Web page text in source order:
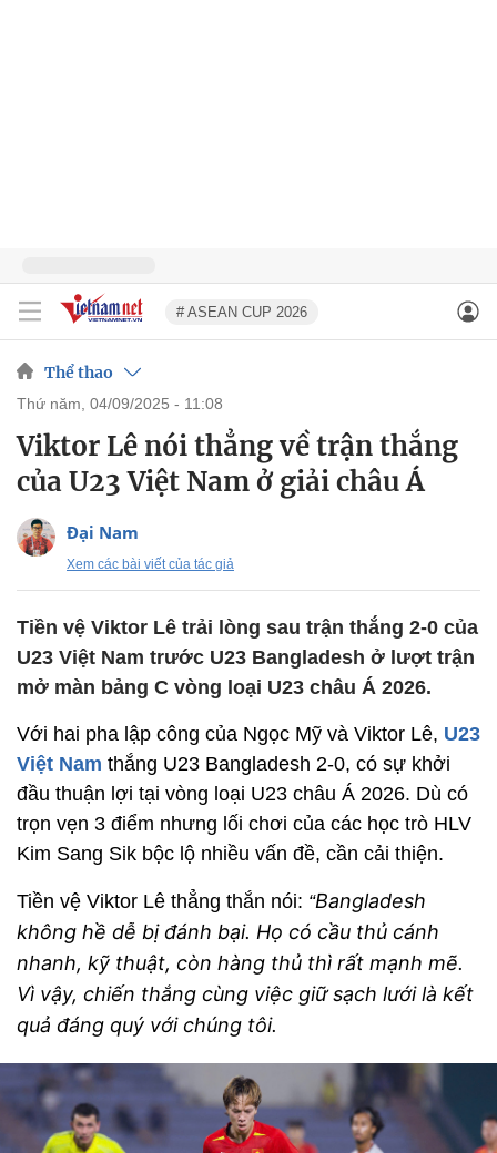
# ASEAN CUP 2026
Thể thao
thứ năm, 04/09/2025 - 11:08
Viktor Lê nói thẳng về trận thắng
của U23 Việt Nam ở giải châu Á
Đại Nam
Xem các bài viết của tác giả
Tiền vệ Viktor Lê trải lòng sau trận thắng 2-0 của
U23 Việt Nam trước U23 Bangladesh ở lượt trận
mở màn bảng C vòng loại U23 châu Á 2026.
Với hai pha lập công của Ngọc Mỹ và Viktor Lê, U23
Việt Nam thắng U23 Bangladesh 2-0, có sự khởi
đầu thuận lợi tại vòng loại U23 châu Á 2026. Dù có
trọn vẹn 3 điểm nhưng lối chơi của các học trò HLV
Kim Sang Sik bộc lộ nhiều vấn đề, cần cải thiện.
Tiền vệ Viktor Lê thẳng thắn nói: “Bangladesh
không hề dễ bị đánh bại. Họ có cầu thủ cánh
nhanh, kỹ thuật, còn hàng thủ thì rất mạnh mẽ.
Vì vậy, chiến thắng cùng việc giữ sạch lưới là kết
quả đáng quý với chúng tôi.